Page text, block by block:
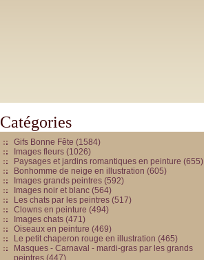
Catégories
Gifs Bonne Fête (1584)
Images fleurs (1026)
Paysages et jardins romantiques en peinture (655)
Bonhomme de neige en illustration (605)
Images grands peintres (592)
Images noir et blanc (564)
Les chats par les peintres (517)
Clowns en peinture (494)
Images chats (471)
Oiseaux en peinture (469)
Le petit chaperon rouge en illustration (465)
Masques - Carnaval - mardi-gras par les grands
peintres (447)